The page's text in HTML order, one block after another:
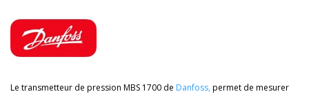
Le transmetteur de pression MBS 1700 de Danfoss, permet de mesurer